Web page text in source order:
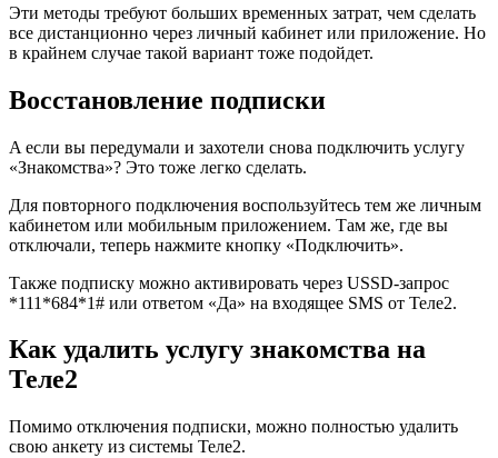
Эти методы требуют больших временных затрат, чем сделать
все дистанционно через личный кабинет или приложение. Но
в крайнем случае такой вариант тоже подойдет.
Восстановление подписки
A если вы передумали и захотели снова подключить услугу
«Знакомства»? Это тоже легко сделать.
Для повторного подключения воспользуйтесь тем же личным
кабинетом или мобильным приложением. Там же, где вы
отключали, теперь нажмите кнопку «Подключить».
Также подписку можно активировать через USSD-запрос
*111*684*1# или ответом «Да» на входящее SMS от Теле2.
Как удалить услугу знакомства на
Теле2
Помимо отключения подписки, можно полностью удалить
свою анкету из системы Теле2.